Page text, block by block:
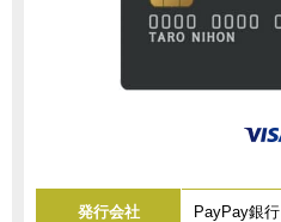
発行会社 PayPay銀行